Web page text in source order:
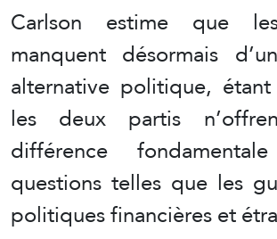
Carlson estime que
manquent désormais
alternative politique,
les deux partis
différence
questions telles que les
politiques financières et